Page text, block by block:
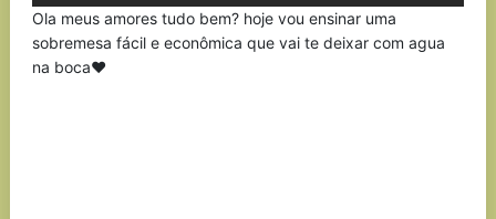
Ola meus amores tudo bem? hoje vou ensinar uma
sobremesa fácil e econômica que vai te deixar com agua
na boca♥